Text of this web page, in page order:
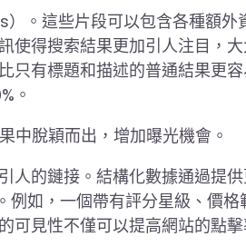
。這些片段可以包含各種額外
使得搜索結果更加引人注目，
只有標題和描述的普通結果更
。
中脫穎而出，增加曝光機會。
人的鏈接。結構化數據通過提
例如，一個帶有評分星級、價
可見性不僅可以提高網站的點